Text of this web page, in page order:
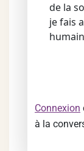
de la
je fais
Connexion
à la